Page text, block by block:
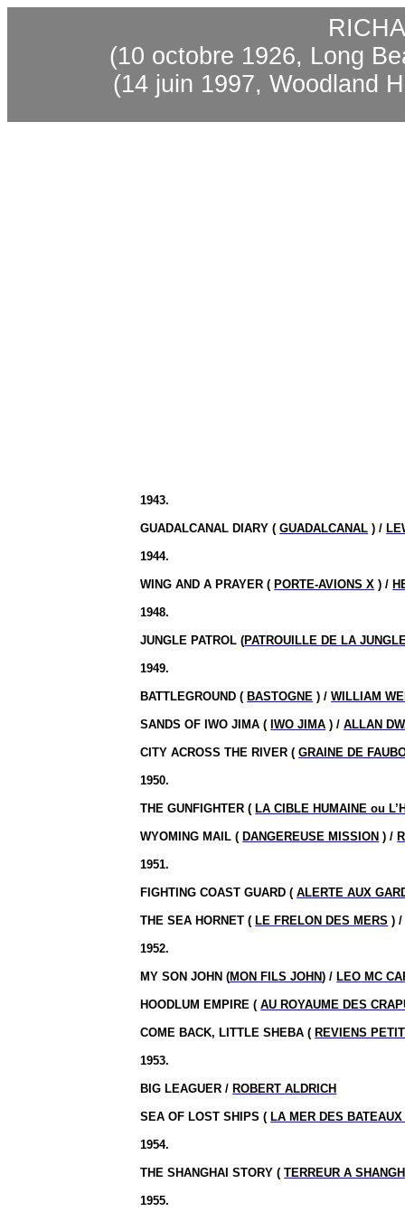
(10 octobre 1926, Long
(14 juin 1997, Woodland
1943.
GUADALCANAL DIARY (GUADALCANAL ) /
1944.
WING AND A PRAYER ( PORTE-AVIONS X ) /
1948.
JUNGLE PATROL (PATROUILLE DE LA
1949.
BATTLEGROUND ( BASTOGNE ) /WILLIAM
SANDS OF IWO JIMA ( IWO JIMA ) /ALLAN
CITY ACROSS THE RIVER (GRAINE DE
1950.
THE GUNFIGHTER ( LA CIBLE HUMAINE ou
WYOMING MAIL ( DANGEREUSE MISSION ) /
1951.
FIGHTING COAST GUARD (ALERTE AUX
THE SEA HORNET ( LE FRELON DES MERS )
1952.
MY SON JOHN (MON FILS JOHN) / LEO MC
HOODLUM EMPIRE (AU ROYAUME DES
COME BACK, LITTLE SHEBA ( REVIENS
1953.
BIG LEAGUER / ROBERT ALDRICH
SEA OF LOST SHIPS ( LA MER DES
1954.
THE SHANGHAI STORY (TERREUR A
1955.